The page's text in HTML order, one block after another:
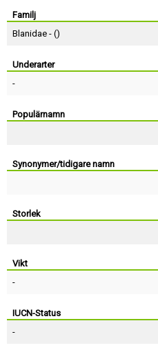
Familj
Blanidae - ()
Underarter
-
Populärnamn
Synonymer/tidigare namn
Storlek
Vikt
-
IUCN-Status
-
Terms of Service